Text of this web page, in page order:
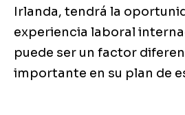
Irlanda, tendrá la
experiencia laboral
puede ser un factor
importante en su plan de